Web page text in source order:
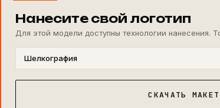
Нанесите свой логотип
Для этой модели доступны технологии нанесения.
Шелкография
СКАЧАТЬ